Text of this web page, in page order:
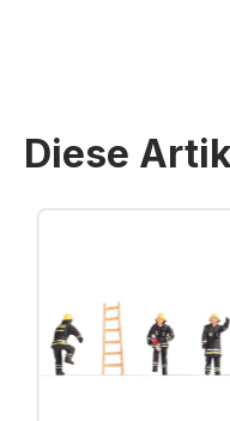
Diese
Produktgalerie